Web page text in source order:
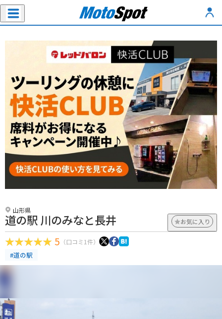
山形県
道の駅 川のみなと長井 お気に入り
5 （口コミ1件）
#道の駅